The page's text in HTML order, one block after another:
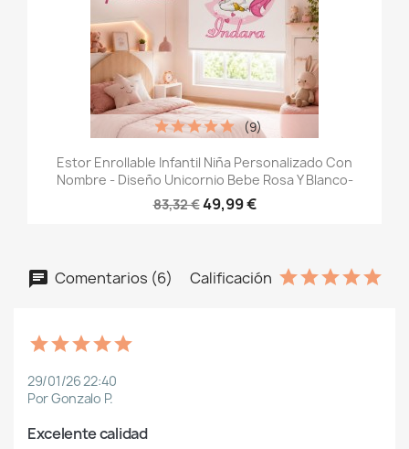
Estor Enrollable Infantil Niña Personalizado Con
Nombre - Diseño Unicornio Bebe Rosa Y Blanco-
83,32 €49,99 €
(9)
Comentarios (6) Calificación
29/01/26 22:40
Por Gonzalo P.
Excelente calidad